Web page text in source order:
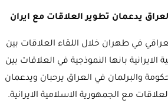
يدعمان تطوير العلاقات مع ايران
في طهران خلال اللقاء العلاقات بين
الايرانية بانها النموذجية في العلاقات بين
والبرلمان في العراق يرحبان ويدعمان
مع الجمهورية الاسلامية الايرانية.